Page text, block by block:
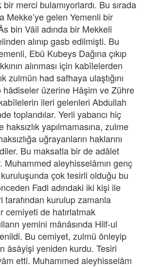
merci bulamıyorlardı. Bu sırada
Mekke’ye gelen Yemenli bir
bin Vâil adında bir Mekkeli
alınıp gasb edilmişti. Bu
Ebû Kubeys Dağına çıkıp
alınması için kabîlelerden
zulmün had safhaya ulaştığını
üzerine Hâşim ve Zühre
ileri gelenleri Abdullah
toplandılar. Yerli yabancı hiç
yapılmamasına, zulme
uğrayanların haklarını
Bu maksatla bir de adâlet
Muhammed aleyhisselâmın genç
kuruluşunda çok tesirli olduğu bu
Fadl adındaki iki kişi ile
tarafından kurulup zamanla
cemiyeti de hatırlatmak
yemini mânâsında Hilf-ul
Bu cemiyet, zulmü önleyip
âsâyişi yeniden kurdu. Tesiri
etti. Muhammed aleyhisselâm